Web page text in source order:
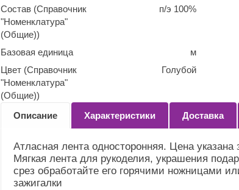
Состав (Справочник
"Номенклатура"
(Общие))
п/э 100%
Базовая единица
м
Цвет (Справочник
"Номенклатура"
(Общие))
Голубой
Описание Характеристики Доставка
Атласная лента односторонняя. Цена
Мягкая лента для рукоделия, украшения
срез обработайте его горячими ножницами
зажигалки